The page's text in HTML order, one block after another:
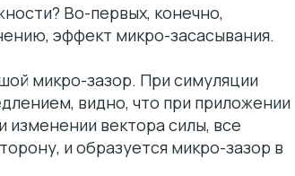
Во-первых, конечно,
эффект микро-засасывания.
микро-зазор. При симуляции
видно, что при приложении
вектора силы, все
и образуется микро-зазор в